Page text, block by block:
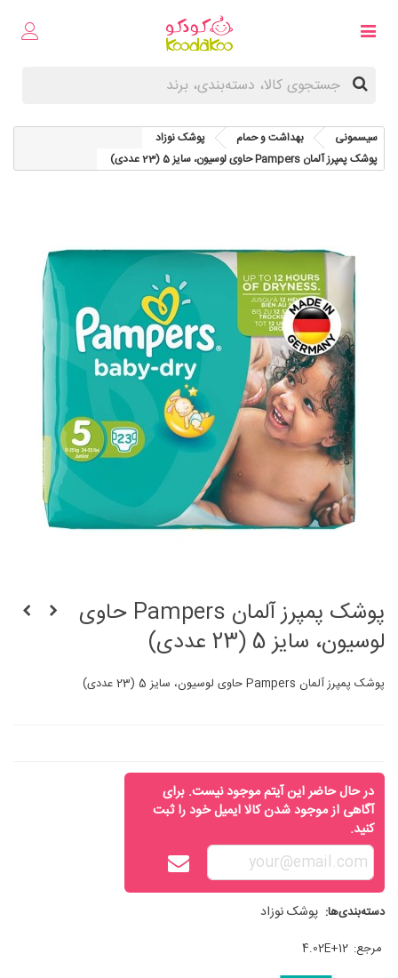
سیسمونی بهداشت و حمام
پوشک نوزاد
پوشک پمپرز آلمان Pampers حاوی لوسیون، سایز 5 (23 عددی)
پوشک پمپرز آلمان Pampers حاوی
لوسیون، سایز 5 (23 عددی)
پوشک پمپرز آلمان Pampers حاوی لوسیون، سایز 5 (23 عددی)
در حال حاضر این آیتم موجود نیست. برای
آگاهی از موجود شدن کالا ایمیل خود را ثبت
کنید.
دسته‌بندی‌ها: پوشک نوزاد
مرجع: 4.02E+12